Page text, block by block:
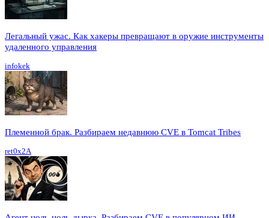
Легальный ужас. Как хакеры превращают в оружие инструменты
удаленного управления
infokek
Племенной брак. Разбираем недавнюю CVE в Tomcat Tribes
ret0x2A